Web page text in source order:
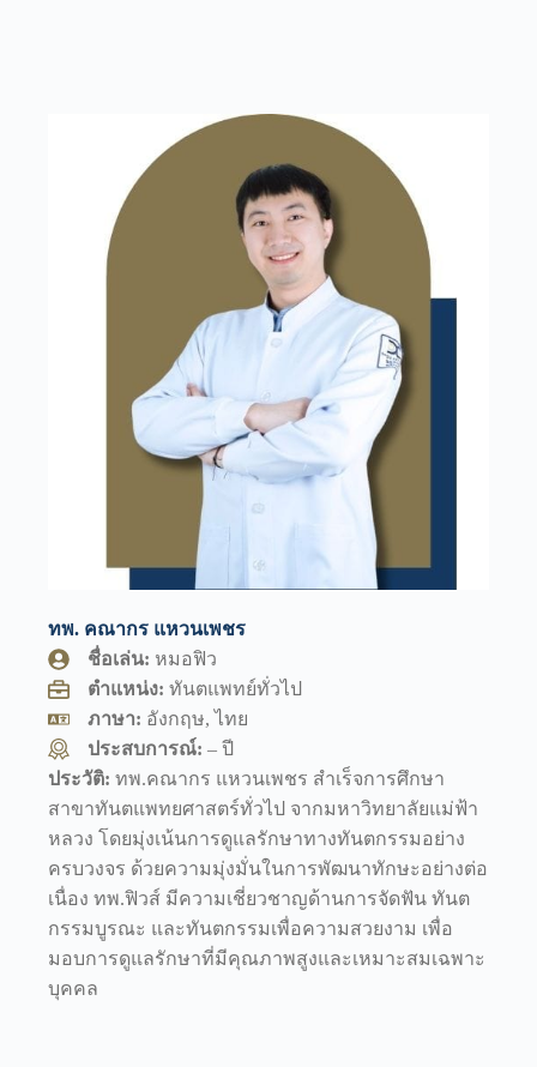
ทพ. คณากร แหวนเพชร
ชื่อเล่น: หมอฟิว
ตำแหน่ง:ทันตแพทย์ทั่วไป
ภาษา: อังกฤษ, ไทย
ประสบการณ์:– ปี
ประวัติ: ทพ.คณากร แหวนเพชร สำเร็จการศึกษา
สาขาทันตแพทยศาสตร์ทั่วไป จากมหาวิทยาลัยแม่ฟ้า
หลวง โดยมุ่งเน้นการดูแลรักษาทางทันตกรรมอย่าง
ครบวงจร ด้วยความมุ่งมั่นในการพัฒนาทักษะอย่างต่อ
เนื่อง ทพ.ฟิวส์ มีความเชี่ยวชาญด้านการจัดฟัน ทันต
กรรมบูรณะ และทันตกรรมเพื่อความสวยงาม เพื่อ
มอบการดูแลรักษาที่มีคุณภาพสูงและเหมาะสมเฉพาะ
บุคคล